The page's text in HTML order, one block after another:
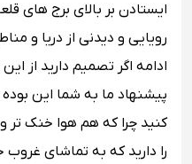
ایستادن بر بالای برج های
رویایی و دیدنی از دریا و
ادامه اگر تصمیم دارید از
پیشنهاد ما به شما این بوده
کنید چرا که هم هوا خنک تر
را دارید که به تماشای